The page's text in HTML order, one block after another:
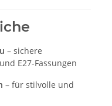
– sichere
E27-Fassungen
– für stilvolle und